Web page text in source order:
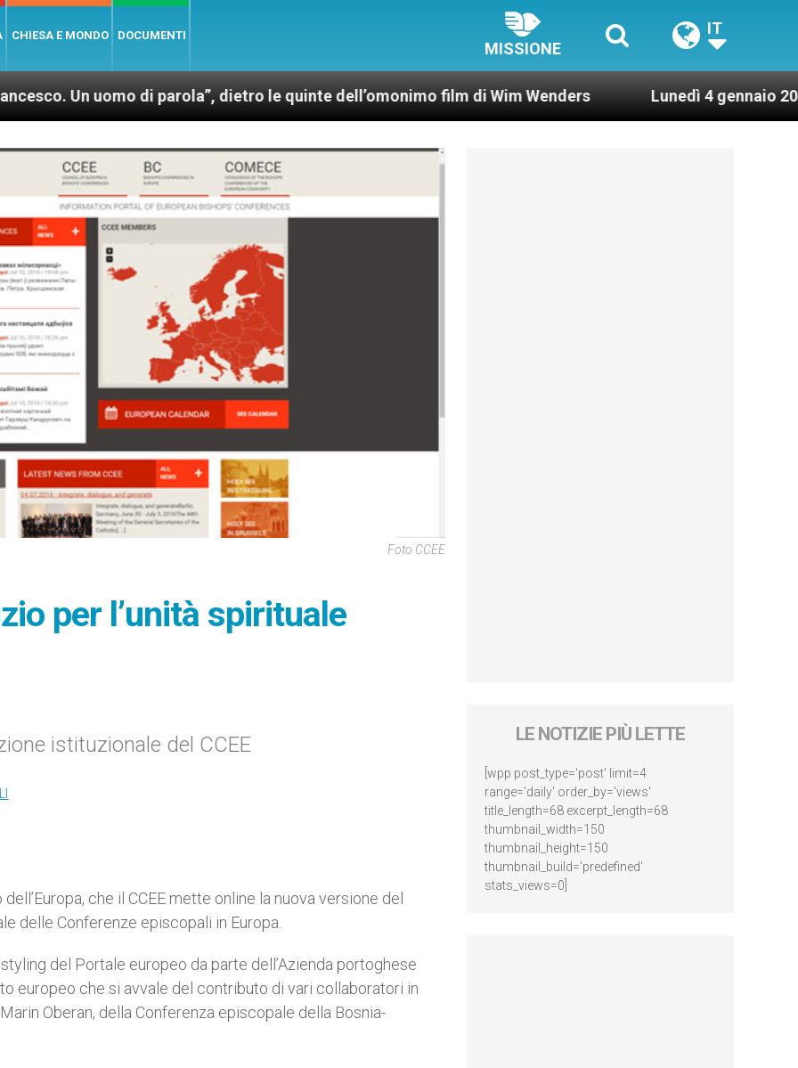
CHIESA E MONDO DOCUMENTI
MISSIONE
IT
uomo di parola”, dietro le quinte dell’omonimo film di Wim Wenders Lunedì 4 gennaio 2021:
Foto CCEE
per l’unità spirituale
istituzionale del CCEE
che il CCEE mette online la nuova versione del
delle Conferenze episcopali in Europa.
del Portale europeo da parte dell’Azienda portoghese
europeo che si avvale del contributo di vari collaboratori in
Oberan, della Conferenza episcopale della Bosnia-
LE NOTIZIE PIÙ LETTE
[wpp post_type='post' limit=4
range='daily' order_by='views'
title_length=68 excerpt_length=68
thumbnail_width=150
thumbnail_height=150
thumbnail_build='predefined'
stats_views=0]